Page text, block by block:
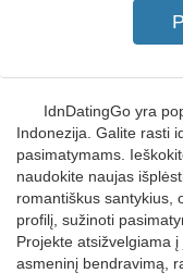
IdnDatingGo yra
Indonezija. Galite rasti
pasimatymams.
naudokite naujas
romantiškus santykius,
profilį, sužinoti
Projekte atsižvelgiama
asmeninį bendravimą,